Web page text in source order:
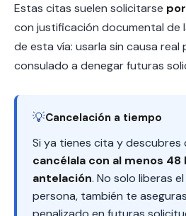
Estas citas suelen solicitarse
con justificación documental de
de esta vía: usarla sin causa real
consulado a denegar futuras
💡Cancelación a tiempo
Si ya tienes cita y descubres
cancélala con al menos 48
antelación. No solo liberas
persona, también te